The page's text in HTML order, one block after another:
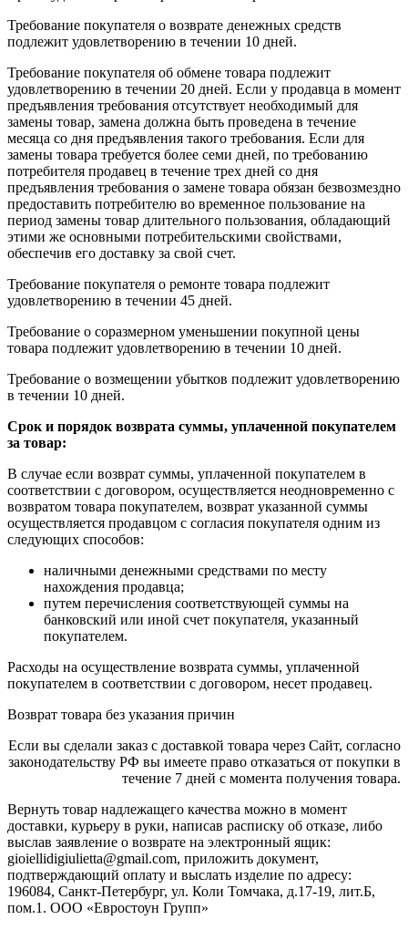
Требование покупателя о возврате денежных средств
подлежит удовлетворению в течении 10 дней.
Требование покупателя об обмене товара подлежит
удовлетворению в течении 20 дней. Если у продавца в момент
предъявления требования отсутствует необходимый для
замены товар, замена должна быть проведена в течение
месяца со дня предъявления такого требования. Если для
замены товара требуется более семи дней, по требованию
потребителя продавец в течение трех дней со дня
предъявления требования о замене товара обязан безвозмездно
предоставить потребителю во временное пользование на
период замены товар длительного пользования, обладающий
этими же основными потребительскими свойствами,
обеспечив его доставку за свой счет.
Требование покупателя о ремонте товара подлежит
удовлетворению в течении 45 дней.
Требование о соразмерном уменьшении покупной цены
товара подлежит удовлетворению в течении 10 дней.
Требование о возмещении убытков подлежит удовлетворению
в течении 10 дней.
Срок и порядок возврата суммы, уплаченной покупателем
за товар:
В случае если возврат суммы, уплаченной покупателем в
соответствии с договором, осуществляется неодновременно с
возвратом товара покупателем, возврат указанной суммы
осуществляется продавцом с согласия покупателя одним из
следующих способов:
наличными денежными средствами по месту
нахождения продавца;
путем перечисления соответствующей суммы на
банковский или иной счет покупателя, указанный
покупателем.
Расходы на осуществление возврата суммы, уплаченной
покупателем в соответствии с договором, несет продавец.
Возврат товара без указания причин
Если вы сделали заказ с доставкой товара через Сайт, согласно
законодательству РФ вы имеете право отказаться от покупки в
течение 7 дней с момента получения товара.
Вернуть товар надлежащего качества можно в момент
доставки, курьеру в руки, написав расписку об отказе, либо
выслав заявление о возврате на электронный ящик:
gioiellidigiulietta@gmail.com, приложить документ,
подтверждающий оплату и выслать изделие по адресу:
196084, Санкт-Петербург, ул. Коли Томчака, д.17-19, лит.Б,
пом.1. ООО «Евростоун Групп»